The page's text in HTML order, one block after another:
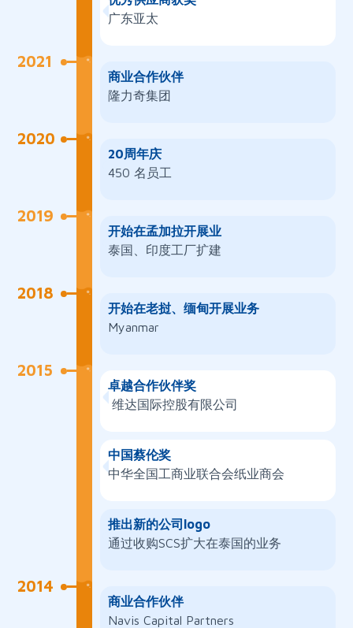
广东亚太
2021
商业合作伙伴
隆力奇集团
2020
20周年庆
450 名员工
2019
开始在孟加拉开展业
泰国
印度工厂扩建
2018
开始在老挝、缅甸开展业务
Myanmar
2015
卓越合作伙伴奖
维达国际控股有限公司
中国蔡伦奖
中华全国工商业联合会纸业商会
推出新的公司logo
通过收购SCS扩大在泰国的业务
2014
商业合作伙伴
Navis Capital Partners